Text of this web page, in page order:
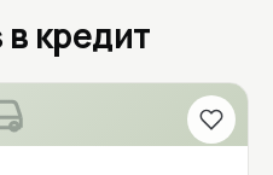
в кредит